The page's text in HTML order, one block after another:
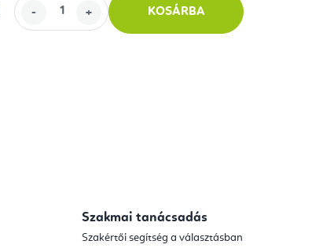
KOSÁRBA
Szakmai tanácsadás
Szakértői segítség a választásban